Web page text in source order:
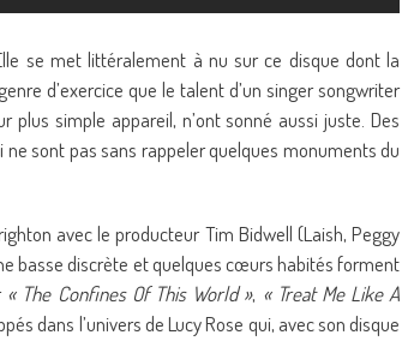
se met littéralement à nu sur ce disque dont la
d’exercice que le talent d’un singer songwriter
plus simple appareil, n’ont sonné aussi juste. Des
sont pas sans rappeler quelques monuments du
avec le producteur Tim Bidwell (Laish, Peggy
basse discrète et quelques cœurs habités forment
« The Confines Of This World », « Treat Me Like A
dans l’univers de Lucy Rose qui, avec son disque